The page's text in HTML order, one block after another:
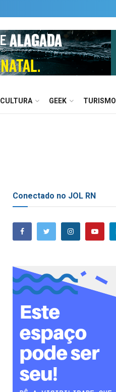
CULTURA GEEK TURISMO
Conectado no JOL RN